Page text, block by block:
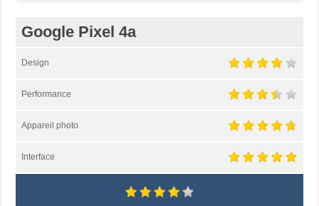
Google Pixel 4a
Design
Performance
Appareil photo
Interface